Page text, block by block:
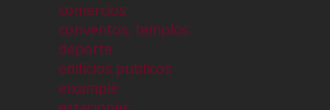
comercios
conventos, templos
deporte
edificios publicos
eixample